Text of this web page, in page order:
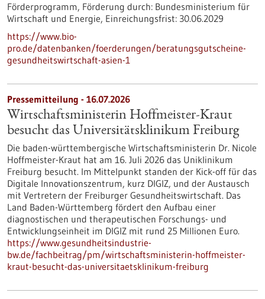
Förderprogramm, Förderung durch: Bundesministerium für
Wirtschaft und Energie, Einreichungsfrist: 30.06.2029
https://www.bio-
pro.de/datenbanken/foerderungen/beratungsgutscheine-
gesundheitswirtschaft-asien-1
Pressemitteilung - 16.07.2026
Wirtschaftsministerin Hoffmeister-Kraut
besucht das Universitätsklinikum Freiburg
Die baden-württembergische Wirtschaftsministerin Dr. Nicole
Hoffmeister-Kraut hat am 16. Juli 2026 das Uniklinikum
Freiburg besucht. Im Mittelpunkt standen der Kick-off für das
Digitale Innovationszentrum, kurz DIGIZ, und der Austausch
mit Vertretern der Freiburger Gesundheitswirtschaft. Das
Land Baden-Württemberg fördert den Aufbau einer
diagnostischen und therapeutischen Forschungs- und
Entwicklungseinheit im DIGIZ mit rund 25 Millionen Euro.
https://www.gesundheitsindustrie-
bw.de/fachbeitrag/pm/wirtschaftsministerin-hoffmeister-
kraut-besucht-das-universitaetsklinikum-freiburg